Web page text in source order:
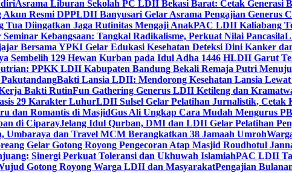
Asrama Liburan Sekolah PC LDII Bekasi Barat: Cetak
Akun Resmi DPPLDII Banyusari Gelar Asrama Pengajian Generus
Tua Diingatkan Jaga Rutinitas Mengaji AnakPAC LDII Kaliabang
Kebangsaan: Tangkal Radikalisme, Perkuat Nilai Pancasila
Bersama YPKI Gelar Edukasi Kesehatan Deteksi Dini Kanker
Sembelih 129 Hewan Kurban pada Idul Adha 1446 HLDII Garut
PPKK LDII Kabupaten Bandung Bekali Remaja Putri
Bakti Lansia LDII: Mendorong Kesehatan Lansia
Bakti RutinFun Gathering Generus LDII Ketileng dan
29 Karakter LuhurLDII Sulsel Gelar Pelatihan Jurnalistik, Cetak
dan Romantis di MasjidGus Ali Ungkap Cara Mudah Mengurus
di CiparayJelang Idul Qurban, DMI dan LDII Gelar Pelatihan
Umbaraya dan Travel MCM Berangkatkan 38 Jamaah Umroh
Gelar Gotong Royong Pengecoran Atap Masjid Roudhotul
Sinergi Perkuat Toleransi dan Ukhuwah IslamiahPAC LDII
Gotong Royong Warga LDII dan MasyarakatPengajian